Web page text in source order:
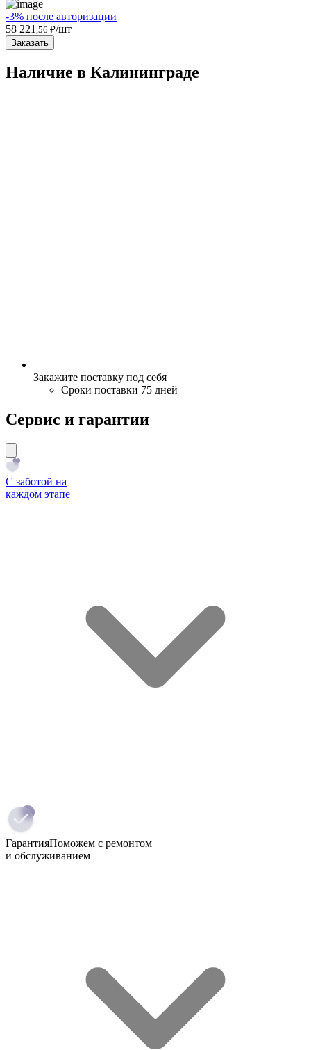
-3% после авторизации
58 221 ,56 ₽/шт
Заказать
Наличие в Калининградe
Закажите поставку под себя
Сроки поставки 75 дней
Сервис и гарантии
С заботой на
каждом этапе
ГарантияПоможем с ремонтом
и обслуживанием